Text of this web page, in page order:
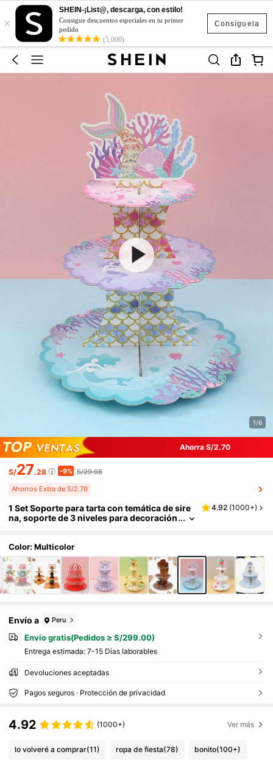
Consíguela
×
SHEIN-¡List@, descarga, con estilo!
Consigue descuentos especiales en tu primer
pedido
(5,000)
1/6
Ahorra S/2.70
S/27.28 -9% S/29.98
Ahorros Extra de S/2.70
1 Set Soporte para tarta con temática de sire
na, soporte de 3 niveles para decoración
soltera, decoración de cocina y hogar, sumin
istros para fiestas
4.92 (1000+)
Color: Multicolor
Envío a Peru
Envío gratis(Pedidos ≥ S/299.00)
Entrega estimada: 7-15 Días laborables
Devoluciones aceptadas
Pagos seguros · Protección de privacidad
4.92 (1000+) Ver más
lo volveré a comprar(11) ropa de fiesta(78) bonito(100+)